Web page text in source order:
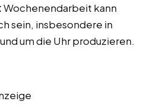
Wochenendarbeit kann
sein, insbesondere in
um die Uhr produzieren.